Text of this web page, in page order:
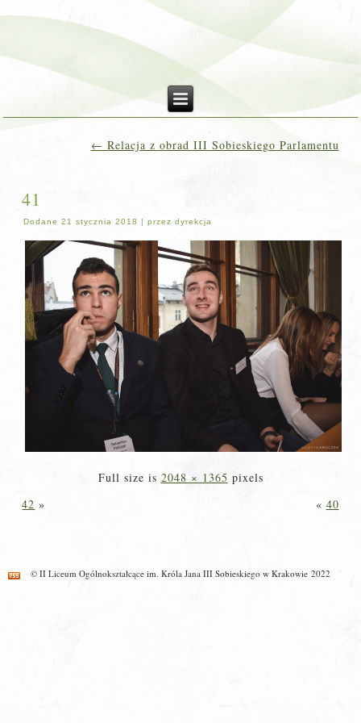
← Relacja z obrad III Sobieskiego Parlamentu
41
Dodane 21 stycznia 2018 |przez dyrekcja
Full size is 2048 × 1365 pixels
42 » « 40
© II Liceum Ogólnokształcące im. Króla Jana III Sobieskiego w Krakowie 2022